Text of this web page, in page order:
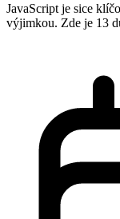
JavaScript je sice
výjimkou. Zde je 13